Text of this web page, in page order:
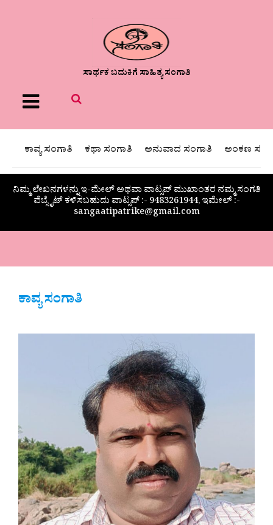
ಸಾರ್ಥಕ ಬದುಕಿಗೆ ಸಾಹಿತ್ಯ ಸಂಗಾತಿ
Menu
ಕಾವ್ಯ ಸಂಗಾತಿ ಕಥಾ ಸಂಗಾತಿ ಅನುವಾದ ಸಂಗಾತಿ ಅಂಕಣ
ನಿಮ್ಮ ಲೇಖನಗಳನ್ನು ಇ-ಮೇಲ್ ಅಥವಾ ವಾಟ್ಸಪ್ ಮುಖಾಂತರ ನಮ್ಮ ಸಂಗತಿ
ವೆಬ್ಸೈಟ್ ಕಳಿಸಬಹುದು ವಾಟ್ಸಪ್‌ :- 9483261944, ಇಮೇಲ್ :-
sangaatipatrike@gmail.com
ಕಾವ್ಯ ಸಂಗಾತಿ